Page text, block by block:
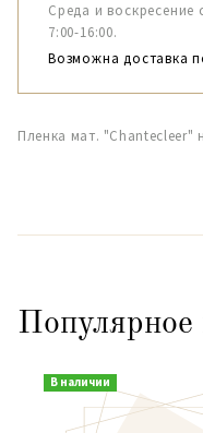
Среда и воскресение
7:00-16:00.
Возможна доставка
Пленка мат. "Chantecleer"
Популярное
В наличии